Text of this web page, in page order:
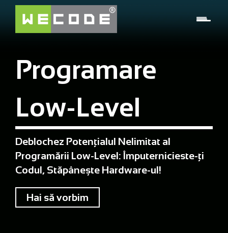
Programare
Low-Level
Deblochez Potențialul Nelimitat al
Programării Low-Level: Împuternicieste-ți
Codul, Stăpânește Hardware-ul!
Hai să vorbim